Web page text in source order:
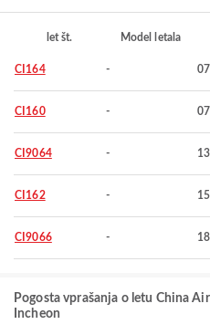
let št. Model letala
CI164 -
CI160 -
CI9064 -
CI162 -
CI9066 -
Pogosta vprašanja o letu China
Incheon